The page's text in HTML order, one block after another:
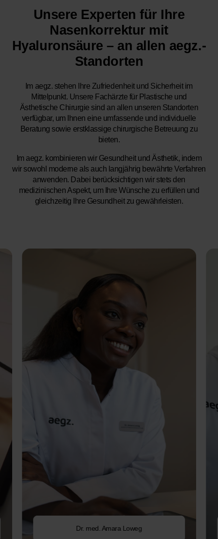
Unsere Experten für Ihre
Nasenkorrektur mit
Hyaluronsäure – an allen aegz.-
Standorten
Im aegz. stehen Ihre Zufriedenheit und Sicherheit im
Mittelpunkt. Unsere Fachärzte für Plastische und
Ästhetische Chirurgie sind an allen unseren Standorten
verfügbar, um Ihnen eine umfassende und individuelle
Beratung sowie erstklassige chirurgische Betreuung zu
bieten.
Im aegz. kombinieren wir Gesundheit und Ästhetik, indem
wir sowohl moderne als auch langjährig bewährte Verfahren
anwenden. Dabei berücksichtigen wir stets den
medizinischen Aspekt, um Ihre Wünsche zu erfüllen und
gleichzeitig Ihre Gesundheit zu gewährleisten.
Dr. med. Amara Loweg